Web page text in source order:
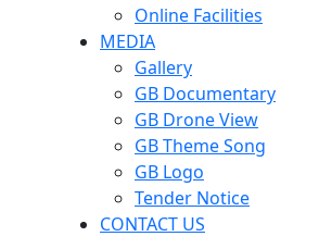
Online Facilities
MEDIA
Gallery
GB Documentary
GB Drone View
GB Theme Song
GB Logo
Tender Notice
CONTACT US